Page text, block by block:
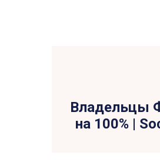
Владельцы
на 100% |